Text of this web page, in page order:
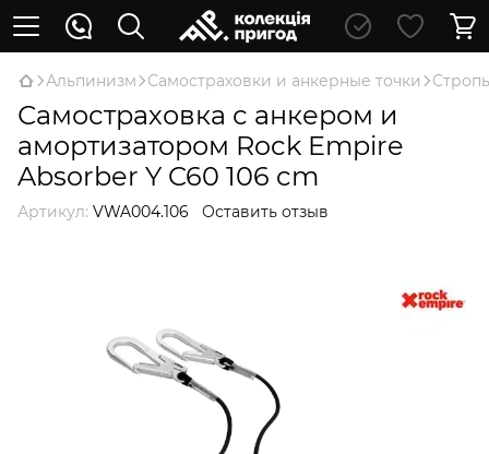
Альпинизм Самостраховки и анкерные точки
Самостраховка с анкером и
амортизатором Rock Empire
Absorber Y C60 106 cm
Артикул: VWA004.106 Оставить отзыв